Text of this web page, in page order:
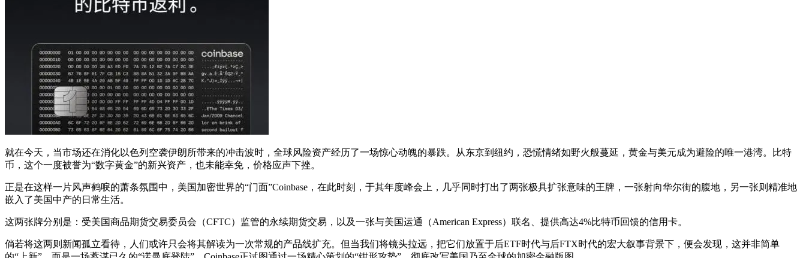
就在今天，当市场还在消化以色列空袭伊朗所带来的冲击波时，全球风险资产经历了一场惊心动魄的暴跌。从东京到纽约，恐慌情绪如野火般蔓延，黄金与美元成为避险的唯一港湾。比特
币，这个一度被誉为“数字黄金”的新兴资产，也未能幸免，价格应声下挫。
正是在这样一片风声鹤唳的萧条氛围中，美国加密世界的“门面”Coinbase，在此时刻，于其年度峰会上，几乎同时打出了两张极具扩张意味的王牌，一张射向华尔街的腹地，另一张则精准地
嵌入了美国中产的日常生活。
这两张牌分别是：受美国商品期货交易委员会（CFTC）监管的永续期货交易，以及一张与美国运通（American Express）联名、提供高达4%比特币回馈的信用卡。
倘若将这两则新闻孤立看待，人们或许只会将其解读为一次常规的产品线扩充。但当我们将镜头拉远，把它们放置于后ETF时代与后FTX时代的宏大叙事背景下，便会发现，这并非简单